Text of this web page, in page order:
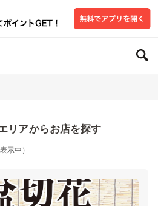
リアからお店を探す
示中）